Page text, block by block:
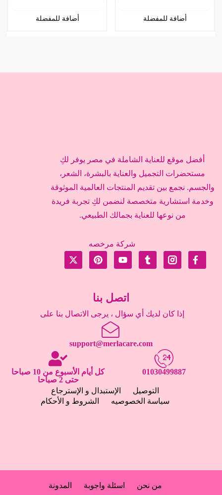
أضافة للمفضلة أضافة للمفضلة
أفضل موقع للعناية الشاملة في مصر يوفر لكِ
مستحضرات التجميل والعناية بالبشرة، الشعر،
والجسم. نجمع بين تقديم المنتجات العالمية الموثوقة
وخدمة استشارية متخصصة لنضمن لكِ تجربة فريدة
من نوعها للعناية بجمالك الطبيعي.
شركة مرخصه
اتصل بنا
إذا كان لديك أي سؤال ، يرجى الاتصال بنا على
support@merlacare.com
01030499887
كل أيام الأسبوع من 10 صباحا
حتى 2 صباحا
التوصيل
الإستبدال و الإسترجاع
سياسة الخصوصيه
الشروط و الأحكام
من نحن اسئلة واجوبة المدونة